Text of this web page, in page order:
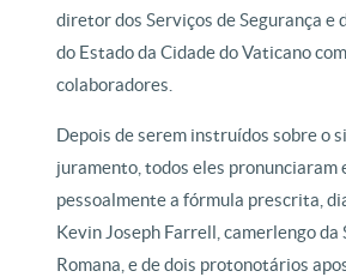
diretor dos Serviços de Segurança e
do Estado da Cidade do Vaticano
colaboradores.
Depois de serem instruídos sobre o
juramento, todos eles pronunciaram
pessoalmente a fórmula prescrita,
Kevin Joseph Farrell, camerlengo da
Romana, e de dois protonotários